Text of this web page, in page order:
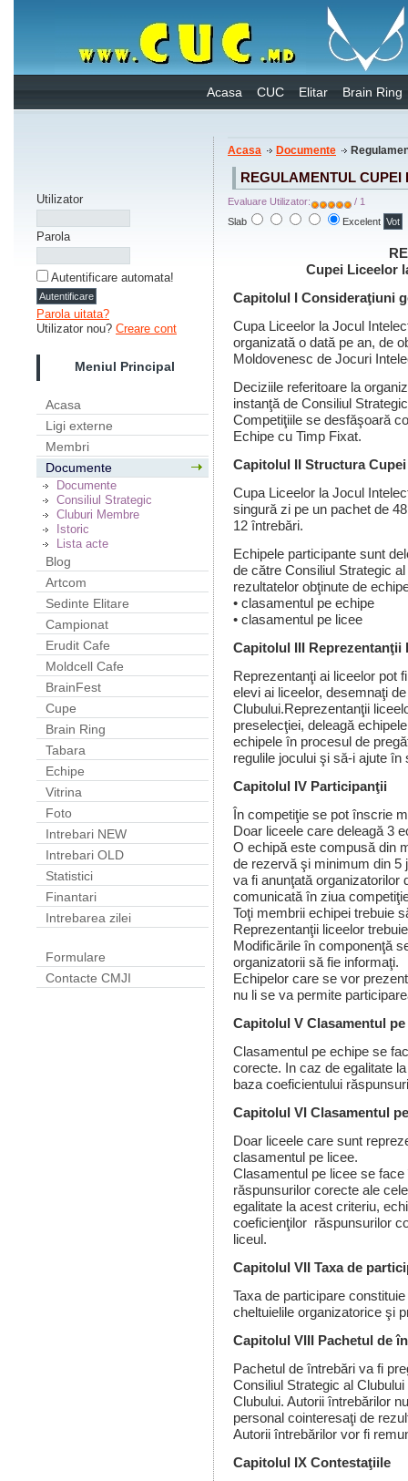
Acasa CUC Elitar Brain Ring
Utilizator
Parola
Autentificare automata!
Parola uitata?
Utilizator nou? Creare cont
Meniul Principal
Acasa
Ligi externe
Membri
Documente
Documente
Consiliul Strategic
Cluburi Membre
Istoric
Lista acte
Blog
Artcom
Sedinte Elitare
Campionat
Erudit Cafe
Moldcell Cafe
BrainFest
Cupe
Brain Ring
Tabara
Echipe
Vitrina
Foto
Intrebari NEW
Intrebari OLD
Statistici
Finantari
Intrebarea zilei
Formulare
Contacte CMJI
Acasa Documente
REGULAMENTUL CUPEI
Evaluare Utilizator:
/ 1
Slab
Excelent
Cupei Liceelor
Capitolul I Consideraţiuni
Cupa Liceelor la Jocul
organizată o dată pe an, de
Moldovenesc de Jocuri
Deciziile referitoare la
instanţă de Consiliul
Competiţiile se desfăşoară
Echipe cu Timp Fixat.
Capitolul II Structura Cupei
Cupa Liceelor la Jocul
singură zi pe un pachet de
12 întrebări.
Echipele participante sunt
de către Consiliul Strategic
rezultatelor obţinute de
• clasamentul pe echipe
• clasamentul pe licee
Capitolul III Reprezentanţii
Reprezentanţi ai liceelor pot
elevi ai liceelor, desemnaţi
Clubului.Reprezentanţii
preselecţiei, deleagă
echipele în procesul de
regulile jocului şi să-i ajute
Capitolul IV Participanţii
În competiţie se pot înscrie
Doar liceele care deleagă 3
O echipă este compusă din
de rezervă şi minimum din 5
va fi anunţată organizatorilor
comunicată în ziua
Toţi membrii echipei trebuie
Reprezentanţii liceelor
Modificările în componenţă
organizatorii să fie informaţi.
Echipelor care se vor
nu li se va permite
Capitolul V Clasamentul
Clasamentul pe echipe se
corecte. In caz de egalitate
baza coeficientului
Capitolul VI Clasamentul
Doar liceele care sunt
clasamentul pe licee.
Clasamentul pe licee se
răspunsurilor corecte ale
egalitate la acest criteriu,
coeficienţilor răspunsurilor
liceul.
Capitolul VII Taxa de
Taxa de participare
cheltuielile organizatorice şi
Capitolul VIII Pachetul de
Pachetul de întrebări va fi
Consiliul Strategic al
Clubului. Autorii întrebărilor
personal cointeresaţi de
Autorii întrebărilor vor fi
Capitolul IX Contestaţiile